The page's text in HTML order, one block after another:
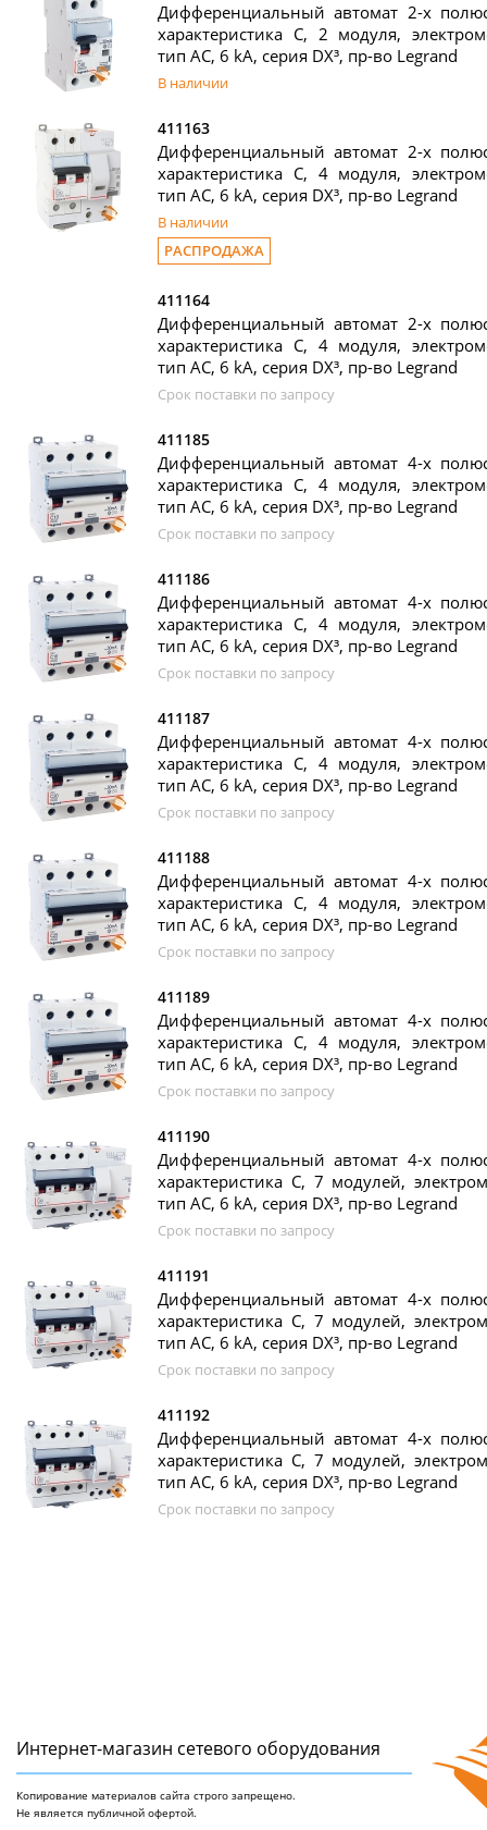
Дифференциальный автомат 2-х
характеристика C, 2 модуля,
тип AC, 6 kA, серия DX³, пр-во Legrand
В наличии
411163
Дифференциальный автомат 2-х
характеристика C, 4 модуля,
тип AC, 6 kA, серия DX³, пр-во Legrand
В наличии
РАСПРОДАЖА
411164
Дифференциальный автомат 2-х
характеристика C, 4 модуля,
тип AC, 6 kA, серия DX³, пр-во Legrand
Срок поставки по запросу
411185
Дифференциальный автомат 4-х
характеристика C, 4 модуля,
тип AC, 6 kA, серия DX³, пр-во Legrand
Срок поставки по запросу
411186
Дифференциальный автомат 4-х
характеристика C, 4 модуля,
тип AC, 6 kA, серия DX³, пр-во Legrand
Срок поставки по запросу
411187
Дифференциальный автомат 4-х
характеристика C, 4 модуля,
тип AC, 6 kA, серия DX³, пр-во Legrand
Срок поставки по запросу
411188
Дифференциальный автомат 4-х
характеристика C, 4 модуля,
тип AC, 6 kA, серия DX³, пр-во Legrand
Срок поставки по запросу
411189
Дифференциальный автомат 4-х
характеристика C, 4 модуля,
тип AC, 6 kA, серия DX³, пр-во Legrand
Срок поставки по запросу
411190
Дифференциальный автомат 4-х
характеристика C, 7 модулей,
тип AC, 6 kA, серия DX³, пр-во Legrand
Срок поставки по запросу
411191
Дифференциальный автомат 4-х
характеристика C, 7 модулей,
тип AC, 6 kA, серия DX³, пр-во Legrand
Срок поставки по запросу
411192
Дифференциальный автомат 4-х
характеристика C, 7 модулей,
тип AC, 6 kA, серия DX³, пр-во Legrand
Срок поставки по запросу
Интернет-магазин сетeвого оборудования
Копирование материалов сайта строго запрещено.
Не является публичной офертой.